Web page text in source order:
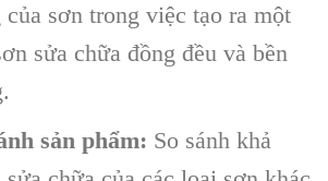
của sơn trong việc tạo ra một
sửa chữa đồng đều và bền
sản phẩm: So sánh khả